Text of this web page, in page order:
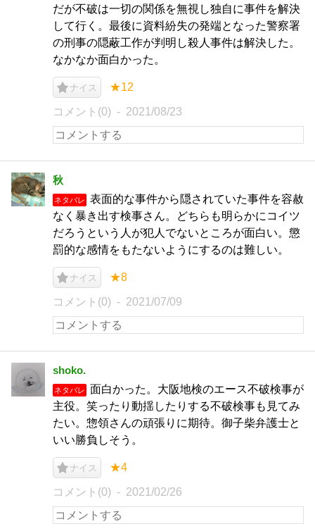
だが不破は一切の関係を無視し独自に事件を解決
して行く。最後に資料紛失の発端となった警察署
の刑事の隠蔽工作が判明し殺人事件は解決した。
なかなか面白かった。
ナイス ★12
コメント(0) 2021/08/23
秋
ネタバレ
表面的な事件から隠されていた事件を容赦
なく暴き出す検事さん。どちらも明らかにコイツ
だろうという人が犯人でないところが面白い。懲
罰的な感情をもたないようにするのは難しい。
ナイス ★8
コメント(0) 2021/07/09
shoko.
ネタバレ
面白かった。大阪地検のエース不破検事が
主役。笑ったり動揺したりする不破検事も見てみ
たい。惣領さんの頑張りに期待。御子柴弁護士と
いい勝負しそう。
ナイス ★4
コメント(0) 2021/02/26